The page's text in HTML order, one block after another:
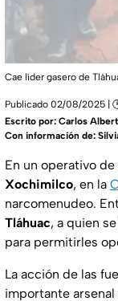
Cae líder gasero de
Publicado 02/08/2025 |
Escrito por: Carlos
Con información de:
En un operativo
Xochimilco, en la
narcomenudeo.
Tláhuac, a quien
para permitirles
La acción de las
importante